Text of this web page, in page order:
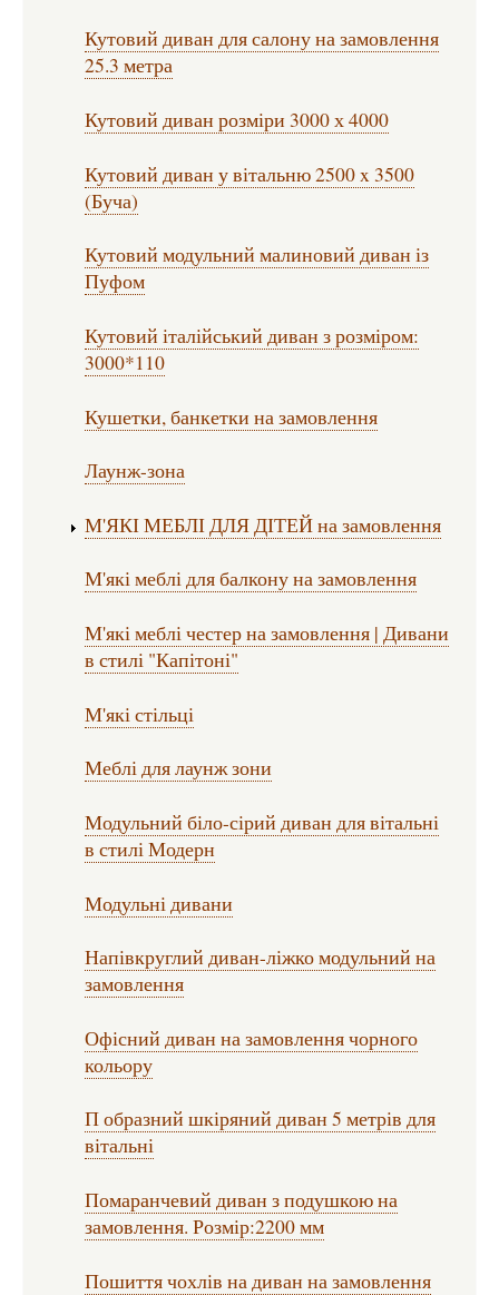
Кутовий диван для салону на замовлення
25.3 метра
Кутовий диван розміри 3000 х 4000
Кутовий диван у вітальню 2500 x 3500
(Буча)
Кутовий модульний малиновий диван із
Пуфом
Кутовий італійський диван з розміром:
3000*110
Кушетки, банкетки на замовлення
Лаунж-зона
М'ЯКІ МЕБЛІ ДЛЯ ДІТЕЙ на замовлення
М'які меблі для балкону на замовлення
М'які меблі честер на замовлення | Дивани
в стилі "Капітоні"
М'які стільці
Меблі для лаунж зони
Модульний біло-сірий диван для вітальні
в стилі Модерн
Модульні дивани
Напівкруглий диван-ліжко модульний на
замовлення
Офісний диван на замовлення чорного
кольору
П образний шкіряний диван 5 метрів для
вітальні
Помаранчевий диван з подушкою на
замовлення. Розмір:2200 мм
Пошиття чохлів на диван на замовлення